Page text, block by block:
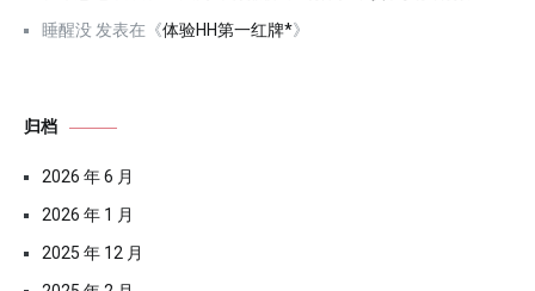
睡醒没 发表在《体验HH第一红牌*》
归档
2026 年 6 月
2026 年 1 月
2025 年 12 月